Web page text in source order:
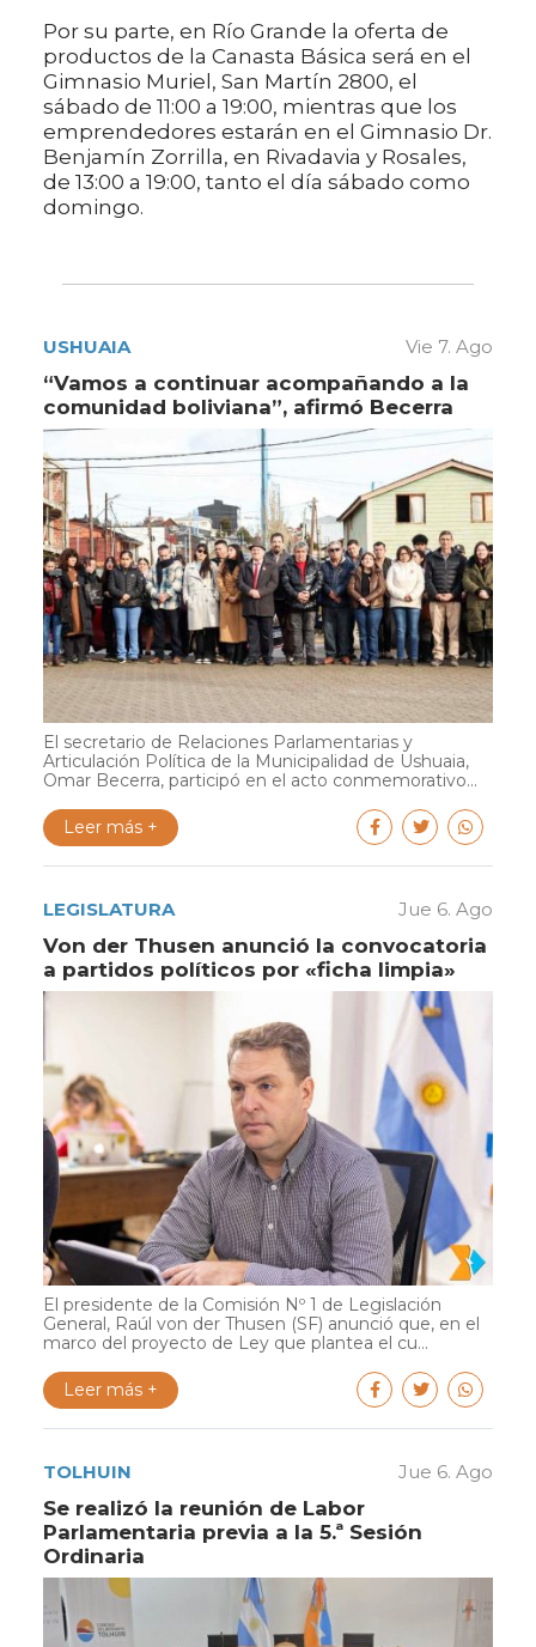
Por su parte, en Río Grande la oferta de
productos de la Canasta Básica será en el
Gimnasio Muriel, San Martín 2800, el
sábado de 11:00 a 19:00, mientras que los
emprendedores estarán en el Gimnasio Dr.
Benjamín Zorrilla, en Rivadavia y Rosales,
de 13:00 a 19:00, tanto el día sábado como
domingo.
USHUAIA Vie 7. Ago
“Vamos a continuar acompañando a la
comunidad boliviana”, afirmó Becerra
El secretario de Relaciones Parlamentarias y
Articulación Política de la Municipalidad de Ushuaia,
Omar Becerra, participó en el acto conmemorativo...
Leer más +
LEGISLATURA Jue 6. Ago
Von der Thusen anunció la convocatoria
a partidos políticos por «ficha limpia»
El presidente de la Comisión Nº 1 de Legislación
General, Raúl von der Thusen (SF) anunció que, en el
marco del proyecto de Ley que plantea el cu...
Leer más +
TOLHUIN Jue 6. Ago
Se realizó la reunión de Labor
Parlamentaria previa a la 5.ª Sesión
Ordinaria